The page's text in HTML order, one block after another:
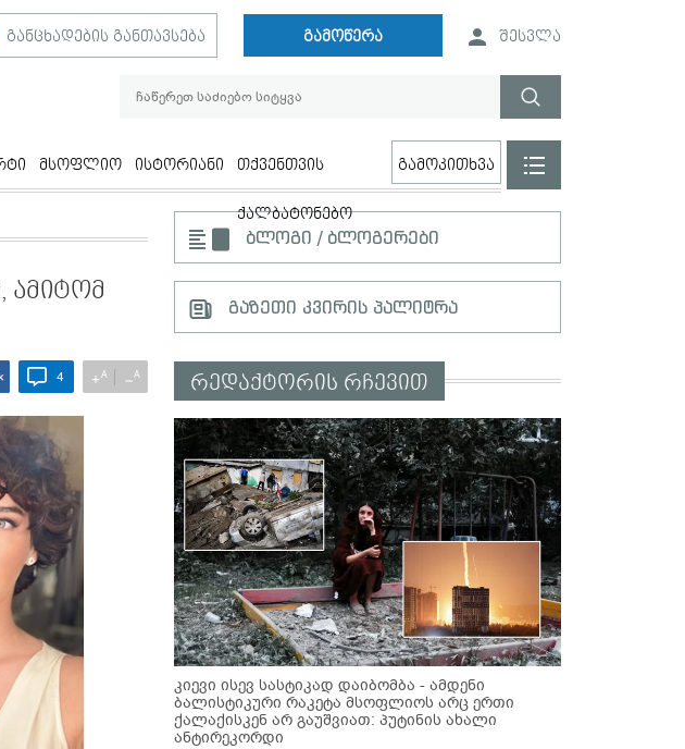
განცხადების განთავსება გამოწერა შესვლა
მსოფლიო ისტორიანი თქვენთვის
ქალბატონებო
გამოკითხვა
ამიტომ
4 +A −A
ბლოგი / ბლოგერები
გაზეთი კვირის პალიტრა
რედაქტორის რჩევით
კიევი ისევ სასტიკად დაიბომბა - ამდენი
ბალისტიკური რაკეტა მსოფლიოს არც ერთი
ქალაქისკენ არ გაუშვიათ: პუტინის ახალი
ანტირეკორდი